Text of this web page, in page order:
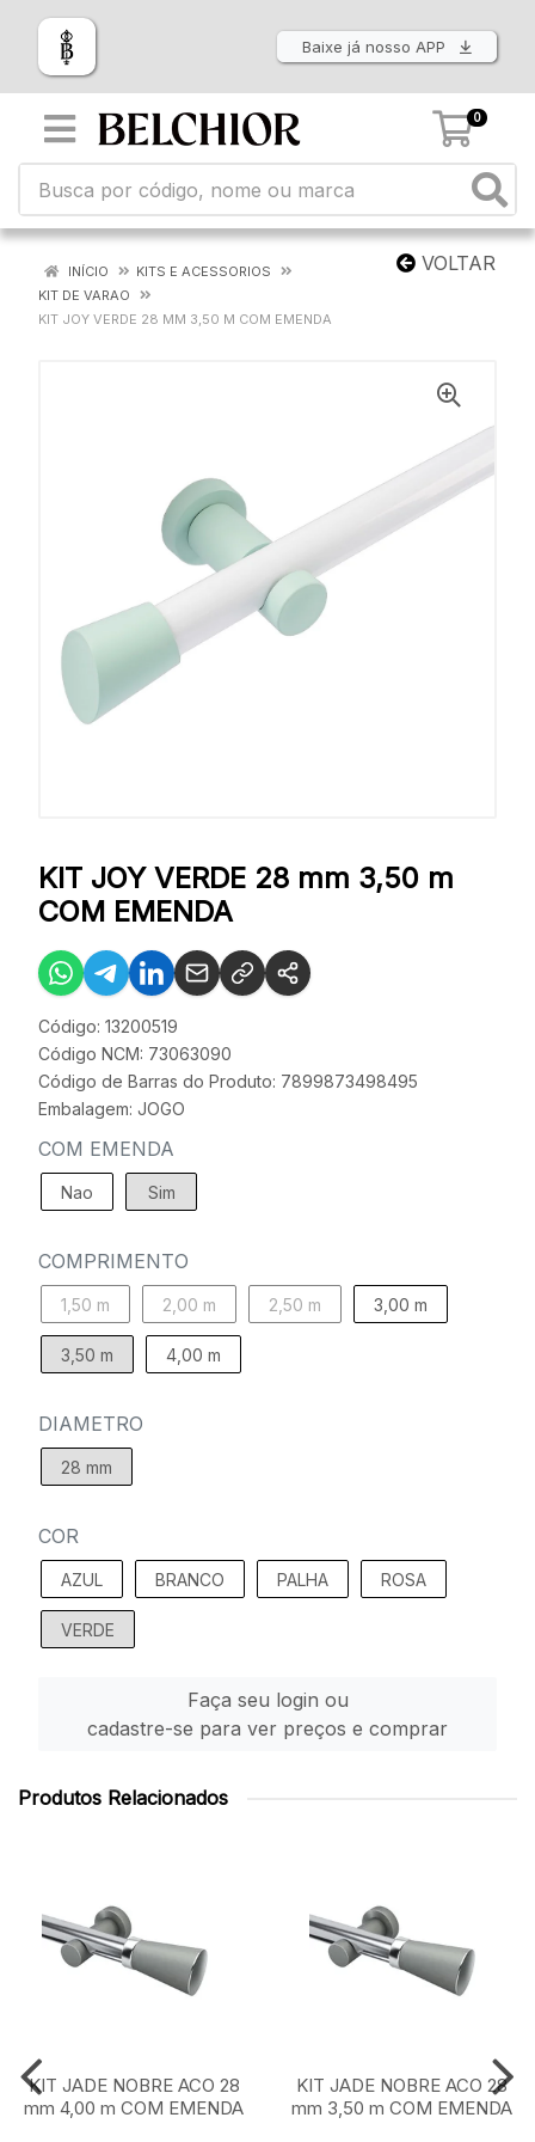
Baixe já nosso APP
0
VOLTAR
INÍCIO
KITS E ACESSORIOS
KIT DE VARAO
KIT JOY VERDE 28 MM 3,50 M COM EMENDA
KIT JOY VERDE 28 mm 3,50 m
COM EMENDA
Código: 13200519
Código NCM: 73063090
Código de Barras do Produto: 7899873498495
Embalagem: JOGO
COM EMENDA
Nao Sim
COMPRIMENTO
1,50 m 2,00 m 2,50 m 3,00 m
3,50 m 4,00 m
DIAMETRO
28 mm
COR
AZUL BRANCO PALHA ROSA
VERDE
Faça seu login ou
cadastre-se para ver preços e comprar
Produtos Relacionados
KIT JADE NOBRE ACO 28
mm 4,00 m COM EMENDA
KIT JADE NOBRE ACO 28
mm 3,50 m COM EMENDA